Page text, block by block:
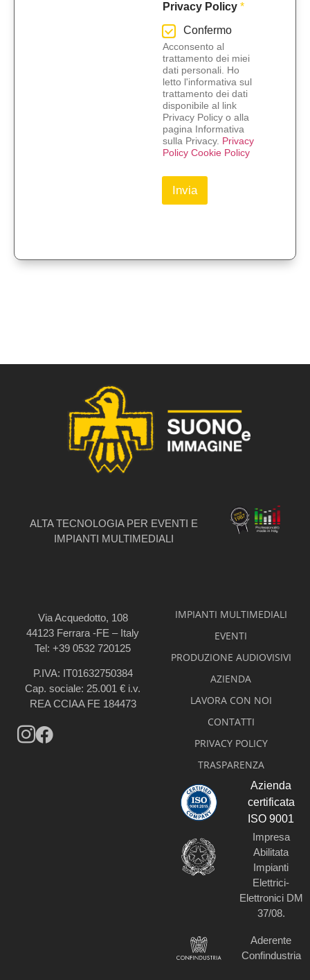
o
m
m
e
n
t
o
*
o
Privacy Policy *
Confermo
Acconsento al
trattamento dei miei
dati personali. Ho
letto l'informativa sul
trattamento dei dati
disponibile al link
Privacy Policy o alla
pagina Informativa
sulla Privacy. Privacy
Policy Cookie Policy
Invia
ALTA TECNOLOGIA PER EVENTI E
IMPIANTI MULTIMEDIALI
Via Acquedotto, 108
44123 Ferrara -FE – Italy
Tel: +39 0532 720125
P.IVA: IT01632750384
Cap. sociale: 25.001 € i.v.
REA CCIAA FE 184473
IMPIANTI MULTIMEDIALI
EVENTI
PRODUZIONE AUDIOVISIVI
AZIENDA
LAVORA CON NOI
CONTATTI
PRIVACY POLICY
TRASPARENZA
Azienda
certificata
ISO 9001
Impresa
Abilitata
Impianti
Elettrici-
Elettronici DM
37/08.​
Aderente
Confindustria